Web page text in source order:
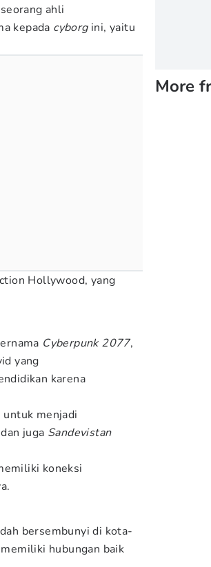
ahli
kepada cyborgini, yaitu
Hollywood, yang
Cyberpunk 2077,
yang
karena
menjadi
juga Sandevistan
koneksi
bersembunyi di kota-
hubungan baik
More